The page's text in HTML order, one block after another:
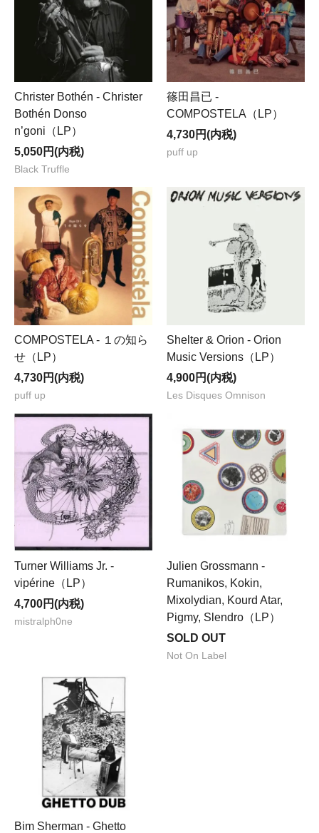
Christer Bothén - Christer
Bothén Donso
n’goni（LP）
5,050円(内税)
Black Truffle
篠田昌已 -
COMPOSTELA（LP）
4,730円(内税)
puff up
COMPOSTELA - １の知ら
せ（LP）
4,730円(内税)
puff up
Shelter & Orion - Orion
Music Versions（LP）
4,900円(内税)
Les Disques Omnison
Turner Williams Jr. -
vipérine（LP）
4,700円(内税)
mistralph0ne
Julien Grossmann -
Rumanikos, Kokin,
Mixolydian, Kourd Atar,
Pigmy, Slendro（LP）
SOLD OUT
Not On Label
Bim Sherman - Ghetto